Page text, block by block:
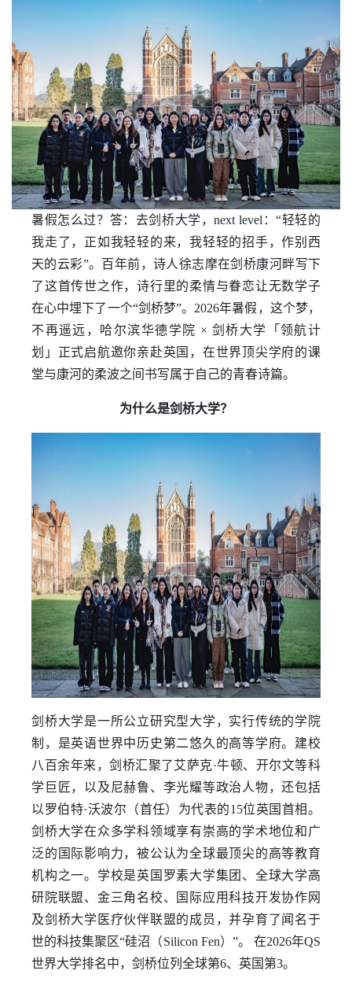
大数据客户关系管理
管理决策方法
数字化运营
IT项目管理
商务数据决策实训
数据可视化实训
大数据管理与应用课程设计
暑假怎么过？答：去剑桥大学，next level：“轻轻的
我走了，正如我轻轻的来，我轻轻的招手，作别西
天的云彩”。百年前，诗人徐志摩在剑桥康河畔写下
了这首传世之作，诗行里的柔情与眷恋让无数学子
在心中埋下了一个“剑桥梦”。2026年暑假，这个梦，
不再遥远，哈尔滨华德学院 × 剑桥大学「领航计
划」正式启航邀你亲赴英国，在世界顶尖学府的课
堂与康河的柔波之间书写属于自己的青春诗篇。
为什么是剑桥大学？
剑桥大学是一所公立研究型大学，实行传统的学院
制，是英语世界中历史第二悠久的高等学府。建校
八百余年来，剑桥汇聚了艾萨克·牛顿、开尔文等科
学巨匠，以及尼赫鲁、李光耀等政治人物，还包括
以罗伯特·沃波尔（首任）为代表的15位英国首相。
剑桥大学在众多学科领域享有崇高的学术地位和广
泛的国际影响力，被公认为全球最顶尖的高等教育
机构之一。学校是英国罗素大学集团、全球大学高
研院联盟、金三角名校、国际应用科技开发协作网
及剑桥大学医疗伙伴联盟的成员，并孕育了闻名于
世的科技集聚区“硅沼（Silicon Fen）”。 在2026年QS
世界大学排名中，剑桥位列全球第6、英国第3。